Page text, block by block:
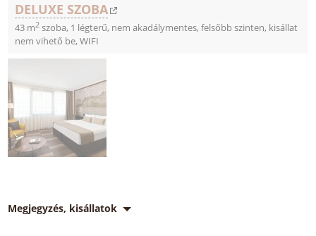
DELUXE SZOBA
43 m2szoba, 1 légterű, nem akadálymentes, felsőbb szinten, kisállat
nem vihető be, WIFI
Megjegyzés, kisállatok